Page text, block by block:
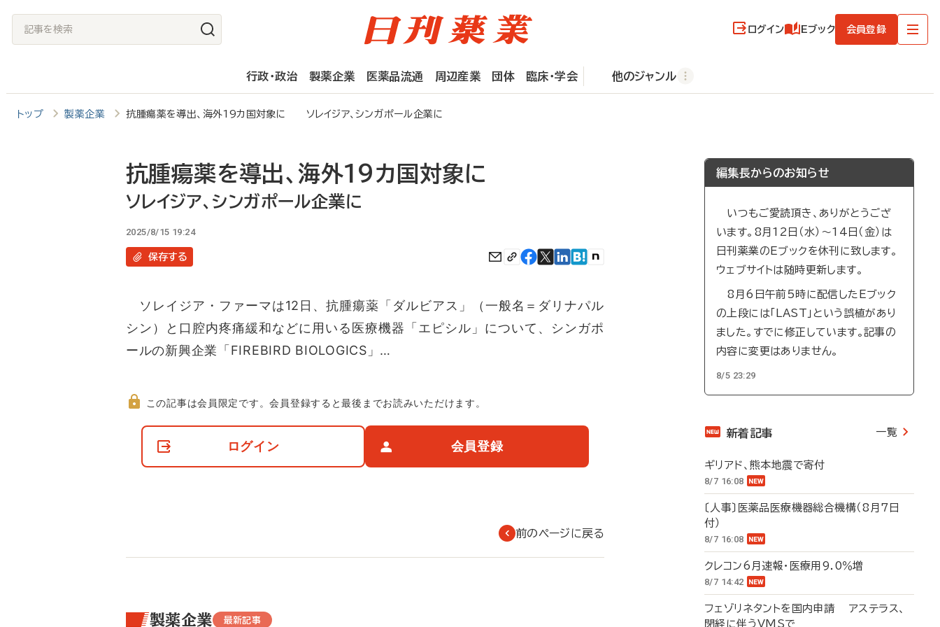
記
事
検
索
ログイン Eブック 会員登録
行政・政治 製薬企業 医薬品流通 周辺産業 団体 臨床・学会 他のジャンル
トップ 製薬企業 抗腫瘍薬を導出、海外19カ国対象に ソレイジア、シンガポール企業に
抗腫瘍薬を導出、海外19カ国対象に
ソレイジア、シンガポール企業に
2025/8/15 19:24
保存する
ソレイジア・ファーマは12日、抗腫瘍薬「ダルビアス」（一般名＝ダリナパル
シン）と口腔内疼痛緩和などに用いる医療機器「エピシル」について、シンガポ
ールの新興企業「FIREBIRD BIOLOGICS」…
て
この記事は会員限定です。会員登録すると最後までお読みいただけます。
ログイン 会員登録
前のページに戻る
製薬企業 最新記事
編集長からのお知らせ
いつもご愛読頂き、ありがとうござ
います。8月12日（水）～14日（金）は
日刊薬業のEブックを休刊に致します。
ウェブサイトは随時更新します。
8月6日午前5時に配信したEブック
の上段には「LAST」という誤植があり
ました。すでに修正しています。記事の
内容に変更はありません。
8/5 23:29
新着記事 一覧
ギリアド、熊本地震で寄付
8/7 16:08
〔人事〕医薬品医療機器総合機構（8月7日
付）
8/7 16:08
クレコン6月速報・医療用9.0％増
8/7 14:42
フェゾリネタントを国内申請 アステラス、
閉経に伴うVMSで